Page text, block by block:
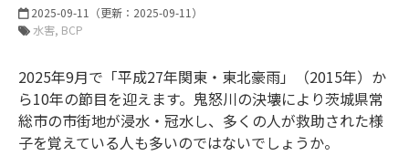
2025-09-11 （更新： 2025-09-11 ）
水害 BCP
2025年9月で「平成27年関東・東北豪雨」（2015年）か
ら10年の節目を迎えます。鬼怒川の決壊により茨城県常
総市の市街地が浸水・冠水し、多くの人が救助された様
子を覚えている人も多いのではないでしょうか。